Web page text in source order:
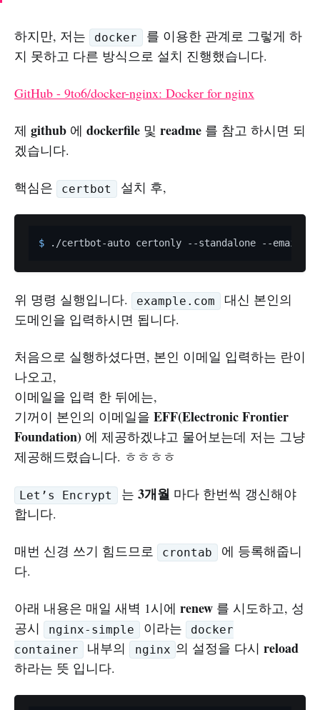
하지만, 저는 docker
를 이용한 관계로 그렇게 하
지 못하고 다른 방식으로 설치 진행했습니다.
GitHub - 9to6/docker-nginx: Docker for nginx
제 github 에 dockerfile 및 readme 를 참고 하시면 되
겠습니다.
핵심은 certbot 설치 후,
$ ./certbot-auto certonly --standalone --email
위 명령 실행입니다. example.com
대신 본인의
도메인을 입력하시면 됩니다.
처음으로 실행하셨다면, 본인 이메일 입력하는 란이
나오고,
이메일을 입력 한 뒤에는,
기꺼이 본인의 이메일을 EFF(Electronic Frontier
Foundation) 에 제공하겠냐고 물어보는데 저는 그냥
제공해드렸습니다. ㅎㅎㅎㅎ
Let’s Encrypt 는 3개월 마다 한번씩 갱신해야
합니다.
매번 신경 쓰기 힘드므로 crontab
에 등록해줍니
다.
아래 내용은 매일 새벽 1시에 renew 를 시도하고, 성
공시
nginx-simple 이라는
docker
container
내부의 nginx 의 설정을 다시reload
하라는 뜻 입니다.